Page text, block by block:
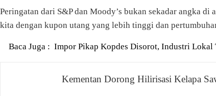
Peringatan dari S&P dan Moody’s bukan sekadar angka
kita dengan kupon utang yang lebih tinggi dan
Baca Juga : Impor Pikap Kopdes Disorot, Industri Lokal
NavigasiKementan Dorong Hilirisasi Kelapa